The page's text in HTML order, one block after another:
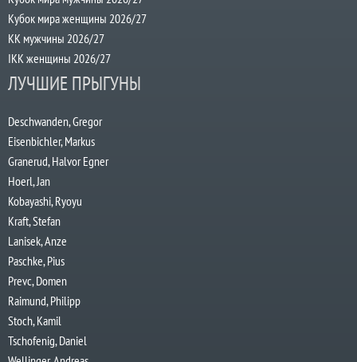
Кубок мира женщины 2026/27
КК мужчины 2026/27
IKK женщины 2026/27
ЛУЧШИЕ ПРЫГУНЫ
Deschwanden, Gregor
Eisenbichler, Markus
Granerud, Halvor Egner
Hoerl, Jan
Kobayashi, Ryoyu
Kraft, Stefan
Lanisek, Anze
Paschke, Pius
Prevc, Domen
Raimund, Philipp
Stoch, Kamil
Tschofenig, Daniel